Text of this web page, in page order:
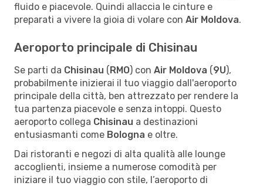
fluido e piacevole. Quindi allaccia le cinture e
preparati a vivere la gioia di volare con Air Moldova.
Aeroporto principale di Chisinau
Se parti da Chisinau (RMO) con Air Moldova (9U),
probabilmente inizierai il tuo viaggio dall'aeroporto
principale della città, ben attrezzato per rendere la
tua partenza piacevole e senza intoppi. Questo
aeroporto collega Chisinau a destinazioni
entusiasmanti come Bologna e oltre.
Dai ristoranti e negozi di alta qualità alle lounge
accoglienti, insieme a numerose comodità per
iniziare il tuo viaggio con stile, l’aeroporto di